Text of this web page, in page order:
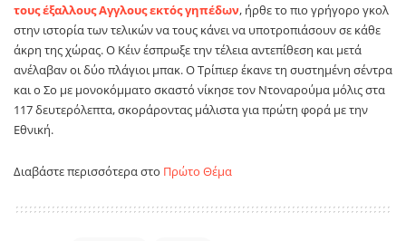
τους έξαλλους Αγγλους εκτός γηπέδων, ήρθε το πιο γρήγορο γκολ
στην ιστορία των τελικών να τους κάνει να υποτροπιάσουν σε κάθε
άκρη της χώρας. Ο Κέιν έσπρωξε την τέλεια αντεπίθεση και μετά
ανέλαβαν οι δύο πλάγιοι μπακ. Ο Τρίπιερ έκανε τη συστημένη σέντρα
και ο Σο με μονοκόμματο σκαστό νίκησε τον Ντοναρούμα μόλις στα
117 δευτερόλεπτα, σκοράροντας μάλιστα για πρώτη φορά με την
Εθνική.
Διαβάστε περισσότερα στο Πρώτο Θέμα